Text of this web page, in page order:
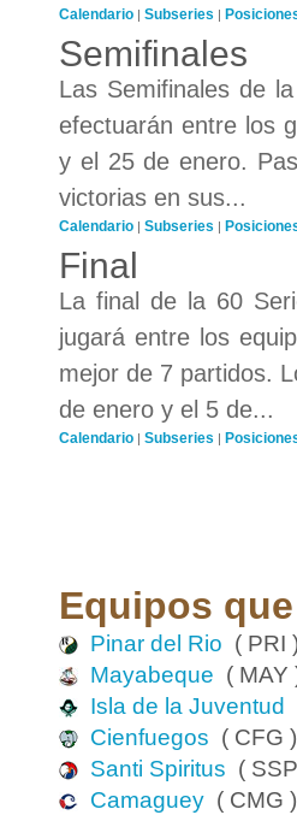
Calendario | Subseries |
Semifinales
Las Semifinales de
efectuarán entre los
y el 25 de enero.
victorias en sus...
Calendario | Subseries |
Final
La final de la 60
jugará entre los
mejor de 7 partidos.
de enero y el 5 de...
Calendario | Subseries |
Equipos
Pinar del Rio ( PRI
Mayabeque ( MAY
Isla de la Juventud
Cienfuegos ( CFG )
Santi Spiritus (
Camaguey ( CMG )